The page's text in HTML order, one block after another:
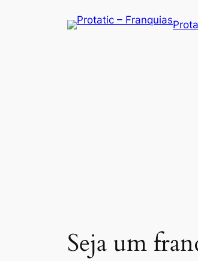
Seja um